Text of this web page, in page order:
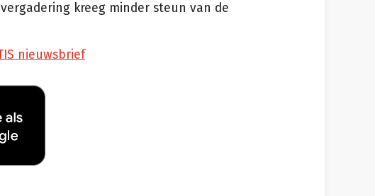
kreeg minder steun van de
nieuwsbrief